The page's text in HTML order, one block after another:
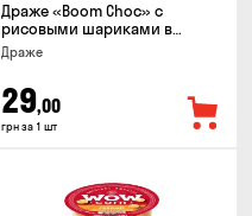
Драже «Boom Choc» с
рисовыми шариками в
молочном шоколаде, 30г
Драже
29,00
грн за 1 шт